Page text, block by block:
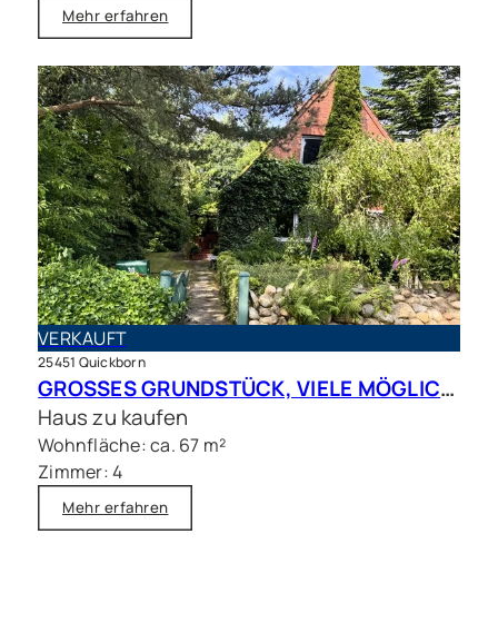
Mehr erfahren
VERKAUFT
25451 Quickborn
GROSSES GRUNDSTÜCK, VIELE MÖGLICHKEITEN – Charmantes Siedlungshaus in Top Lage
Haus zu kaufen
Wohnfläche: ca. 67 m²
Zimmer: 4
Mehr erfahren